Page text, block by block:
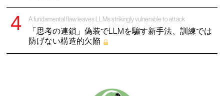
A fundamental flaw leaves LLMs strikingly vulnerable to attack
「思考の連鎖」偽装でLLMを騙す新手法、訓練では
防げない構造的欠陥